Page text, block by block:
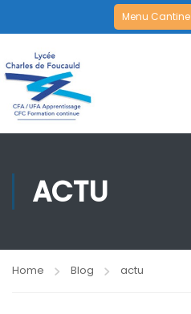
Menu Cantine
ACTU
Home Blog actu